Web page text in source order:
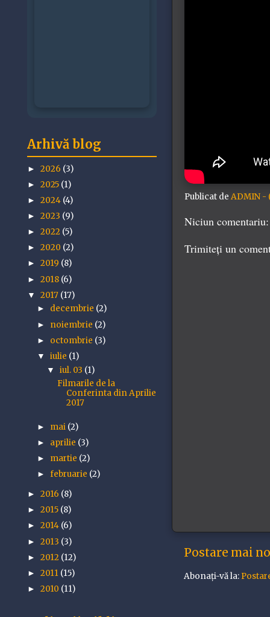
Publicat de ADMIN -
Niciun comentariu:
Trimiteți un
Postare mai
Abonați-vă la:
Arhivă blog
► 2026 (3)
► 2025 (1)
► 2024 (4)
► 2023 (9)
► 2022 (5)
► 2020 (2)
► 2019 (8)
► 2018 (6)
▼ 2017 (17)
► decembrie (2)
► noiembrie (2)
► octombrie (3)
▼iulie (1)
▼iul. 03 (1)
Filmarile de la
Conferinta din Aprilie
2017
► mai (2)
► aprilie (3)
► martie (2)
►februarie (2)
► 2016 (8)
► 2015 (8)
► 2014 (6)
► 2013 (3)
► 2012 (12)
► 2011 (15)
► 2010 (11)